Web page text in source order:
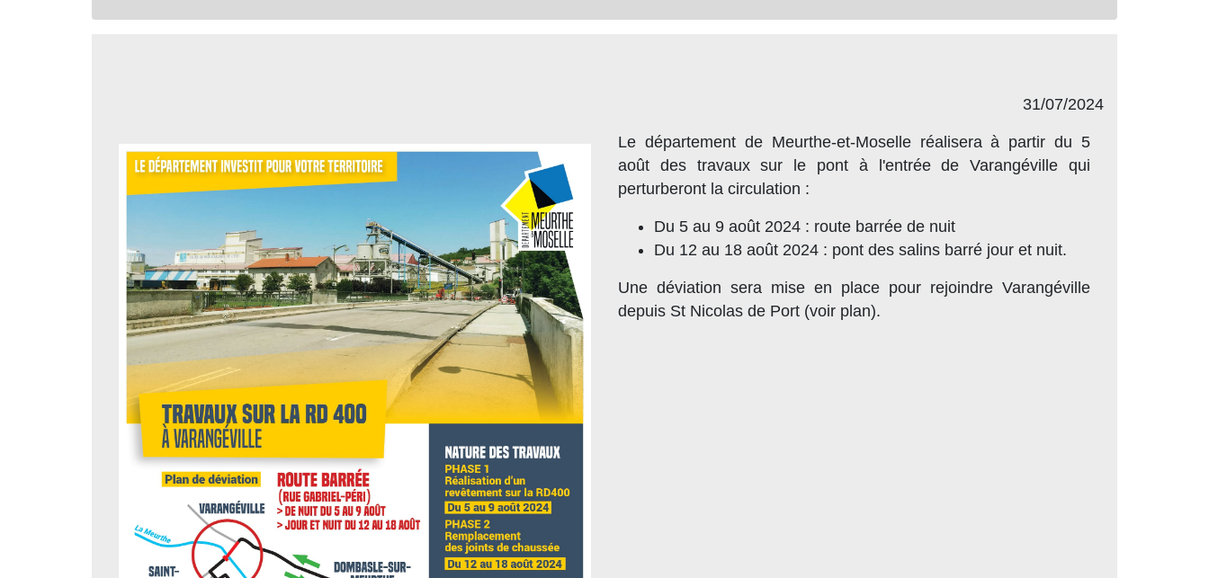
31/07/2024
Le département de Meurthe-et-Moselle réalisera à partir du 5
août des travaux sur le pont à l'entrée de Varangéville qui
perturberont la circulation :
Du 5 au 9 août 2024 : route barrée de nuit
Du 12 au 18 août 2024 : pont des salins barré jour et nuit.
Une déviation sera mise en place pour rejoindre Varangéville
depuis St Nicolas de Port (voir plan).